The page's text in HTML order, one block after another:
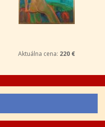
Aktuálna cena: 220 €